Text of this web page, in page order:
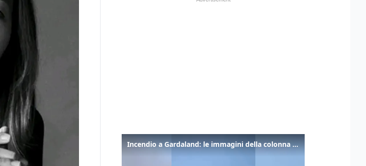
Incendio a Gardaland: le immagini della colonna di fumo